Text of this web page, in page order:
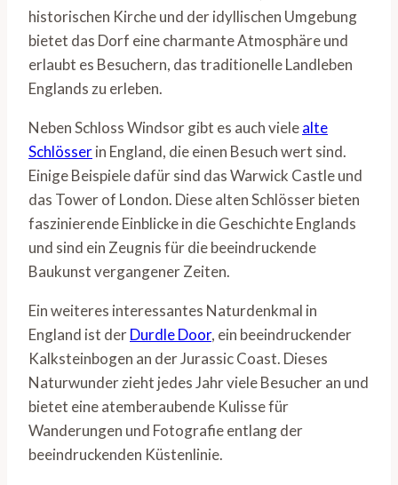
historischen Kirche und der idyllischen Umgebung
bietet das Dorf eine charmante Atmosphäre und
erlaubt es Besuchern, das traditionelle Landleben
Englands zu erleben.
Neben Schloss Windsor gibt es auch vielealte
Schlösserin England, die einen Besuch wert sind.
Einige Beispiele dafür sind das Warwick Castle und
das Tower of London. Diese alten Schlösser bieten
faszinierende Einblicke in die Geschichte Englands
und sind ein Zeugnis für die beeindruckende
Baukunst vergangener Zeiten.
Ein weiteres interessantes Naturdenkmal in
England ist derDurdle Door, ein beeindruckender
Kalksteinbogen an der Jurassic Coast. Dieses
Naturwunder zieht jedes Jahr viele Besucher an und
bietet eine atemberaubende Kulisse für
Wanderungen und Fotografie entlang der
beeindruckenden Küstenlinie.